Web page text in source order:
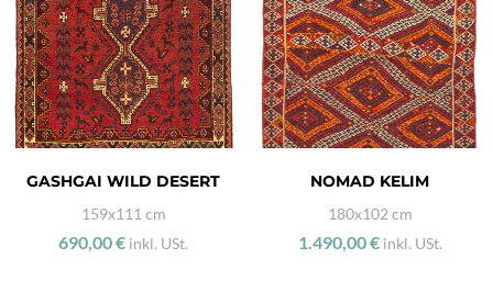
GASHGAI WILD DESERT
159x111 cm
690,00 € inkl. USt.
NOMAD KELIM
180x102 cm
1.490,00 € inkl. USt.